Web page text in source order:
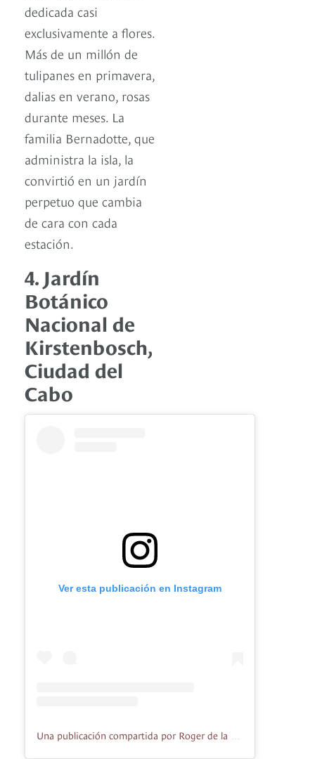
dedicada casi
exclusivamente a flores.
Más de un millón de
tulipanes en primavera,
dalias en verano, rosas
durante meses. La
familia Bernadotte, que
administra la isla, la
convirtió en un jardín
perpetuo que cambia
de cara con cada
estación.
4. Jardín
Botánico
Nacional de
Kirstenbosch,
Ciudad del
Cabo
Ver esta publicación en Instagram